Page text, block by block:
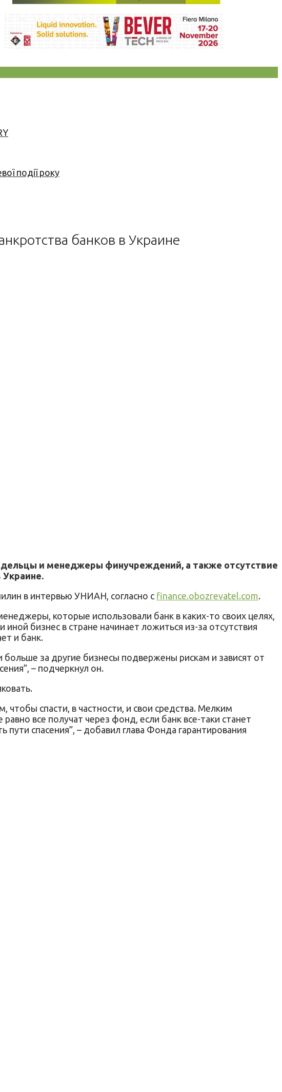
події року
банков в Украине
и менеджеры финучреждений, а также отсутствие
Украине.
в интервью УНИАН, согласно с finance.obozrevatel.com.
которые использовали банк в каких-то своих целях,
бизнес в стране начинает ложиться из-за отсутствия
и банк.
за другие бизнесы подвержены рискам и зависят от
– подчеркнул он.
спасти, в частности, и свои средства. Мелким
все получат через фонд, если банк все-таки станет
спасения”, – добавил глава Фонда гарантирования